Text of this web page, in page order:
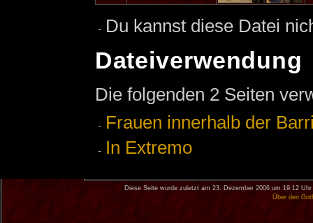
Du kannst diese Datei
Dateiverwendung
Die folgenden 2 Seiten
Frauen innerhalb der
In Extremo
Diese Seite wurde zuletzt am 23. Dezember 2006 um 19:12 Uhr
Über den